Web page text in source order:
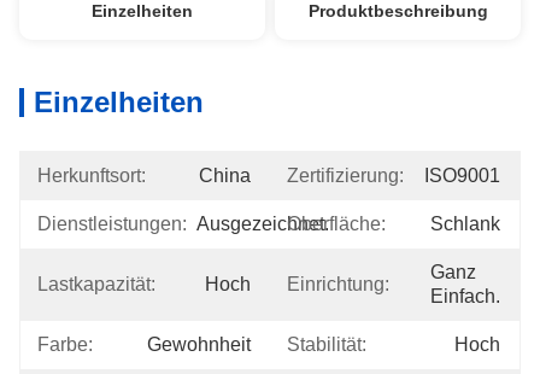
Einzelheiten Produktbeschreibung
Einzelheiten
Herkunftsort: China Zertifizierung: ISO9001
Dienstleistungen: Ausgezeichnet.Oberfläche: Schlank
Lastkapazität: Hoch Einrichtung:
Ganz
Einfach.
Farbe: Gewohnheit Stabilität: Hoch